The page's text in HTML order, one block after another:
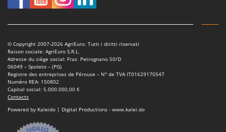
Outdoorchef
Palumbo Pavi
Partisani
Paterlini
Philips
Pramac
Prismafood
© Copyright 2007-2026 AgriEuro. Tutti i diritti riservati
Raison sociale: AgriEuro S.R.L.
Adresse du siège social: Fraz. Petrognano 50/D
06049 – Spoleto – (PG)
Registre des entreprises de Pérouse – N° de TVA IT01629170547
Numéro REA: 150802
Capital social: 5.000.000,00 €
Contacts
Powered by Kaleido | Digital Productions - www.kalei.do